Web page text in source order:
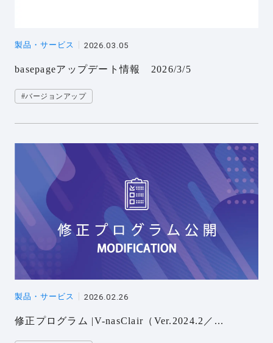
製品・サービス 2026.03.05
basepageアップデート情報 2026/3/5
#バージョンアップ
製品・サービス 2026.02.26
修正プログラム |V-nasClair（Ver.2024.2／...